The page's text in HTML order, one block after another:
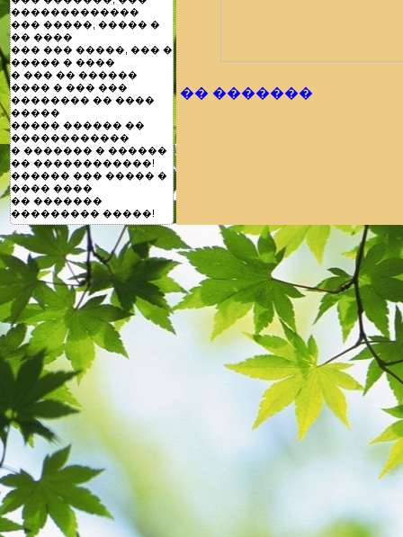
�������������
��� �����, ����� �
�� ����
��� ��� �����, ��� �
����� � ����
� ��� �� ������
���� � ��� ���
�������� �� ����
�����
����� ������ ��
������������
� ������� � ������
�� ������������!
������ ��� ����� �
���� ����
�� �������
��������� �����!
�� �������